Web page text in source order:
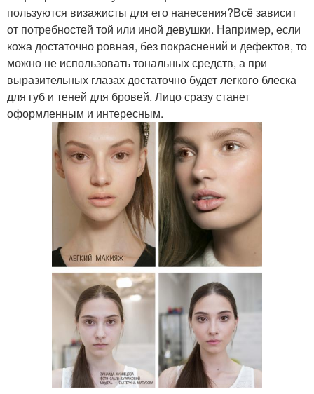
пользуются визажисты для его нанесения?Всё зависит
от потребностей той или иной девушки. Например, если
кожа достаточно ровная, без покраснений и дефектов, то
можно не использовать тональных средств, а при
выразительных глазах достаточно будет легкого блеска
для губ и теней для бровей. Лицо сразу станет
оформленным и интересным.